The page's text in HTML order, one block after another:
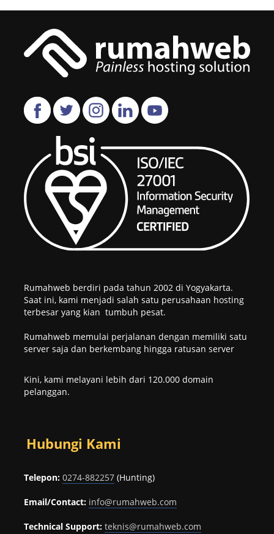
Rumahweb berdiri pada tahun 2002 di Yogyakarta.
Saat ini, kami menjadi salah satu perusahaan hosting
terbesar yang kian tumbuh pesat.
Rumahweb memulai perjalanan dengan memiliki satu
server saja dan berkembang hingga ratusan server
Kini, kami melayani lebih dari 120.000 domain
pelanggan.
Hubungi Kami
Telepon: 0274-882257 (Hunting)
Email/Contact: info@rumahweb.com
Technical Support: teknis@rumahweb.com